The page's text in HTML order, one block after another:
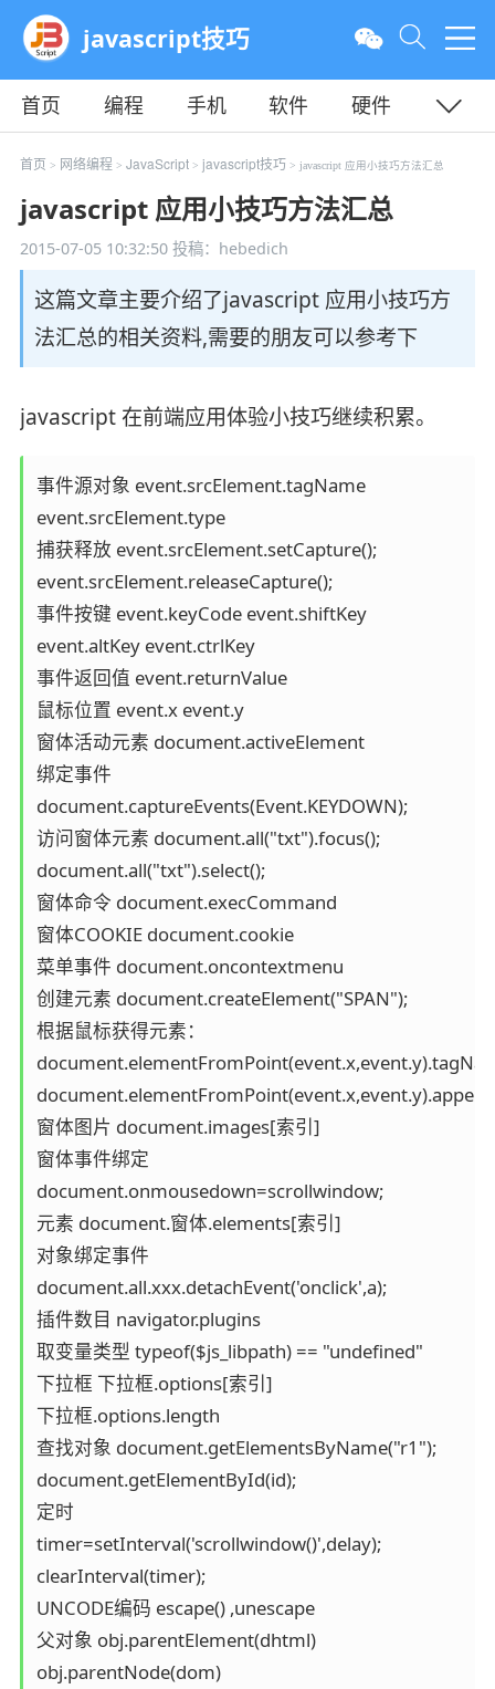
javascript技巧
首页 编程 手机 软件
硬件
教程
平面 服务器
首页 > 网络编程 > JavaScript> javascript技巧 > javascript 应用小技巧方法汇总
javascript 应用小技巧方法汇总
2015-07-05 10:32:50投稿：hebedich
这篇文章主要介绍了javascript 应用小技巧方
法汇总的相关资料,需要的朋友可以参考下
javascript 在前端应用体验小技巧继续积累。
事件源对象 event.srcElement.tagName
event.srcElement.type
捕获释放 event.srcElement.setCapture();
event.srcElement.releaseCapture();
事件按键 event.keyCode event.shiftKey
event.altKey event.ctrlKey
事件返回值 event.returnValue
鼠标位置 event.x event.y
窗体活动元素 document.activeElement
绑定事件
document.captureEvents(Event.KEYDOWN);
访问窗体元素 document.all("txt").focus();
document.all("txt").select();
窗体命令 document.execCommand
窗体COOKIE document.cookie
菜单事件 document.oncontextmenu
创建元素 document.createElement("SPAN");
根据鼠标获得元素：
窗体图片 document.images[索引]
窗体事件绑定
document.onmousedown=scrollwindow;
元素 document.窗体.elements[索引]
对象绑定事件
document.all.xxx.detachEvent('onclick',a);
插件数目 navigator.plugins
取变量类型 typeof($js_libpath) == "undefined"
下拉框 下拉框.options[索引]
下拉框.options.length
查找对象 document.getElementsByName("r1");
document.getElementById(id);
定时
timer=setInterval('scrollwindow()',delay);
clearInterval(timer);
UNCODE编码 escape() ,unescape
父对象 obj.parentElement(dhtml)
obj.parentNode(dom)